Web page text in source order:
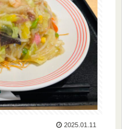
2025.01.11